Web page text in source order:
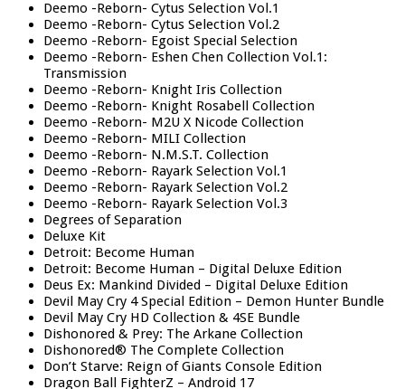
Deemo -Reborn- Cytus Selection Vol.1
Deemo -Reborn- Cytus Selection Vol.2
Deemo -Reborn- Egoist Special Selection
Deemo -Reborn- Eshen Chen Collection Vol.1:
Transmission
Deemo -Reborn- Knight Iris Collection
Deemo -Reborn- Knight Rosabell Collection
Deemo -Reborn- M2U X Nicode Collection
Deemo -Reborn- MILI Collection
Deemo -Reborn- N.M.S.T. Collection
Deemo -Reborn- Rayark Selection Vol.1
Deemo -Reborn- Rayark Selection Vol.2
Deemo -Reborn- Rayark Selection Vol.3
Degrees of Separation
Deluxe Kit
Detroit: Become Human
Detroit: Become Human – Digital Deluxe Edition
Deus Ex: Mankind Divided – Digital Deluxe Edition
Devil May Cry 4 Special Edition – Demon Hunter Bundle
Devil May Cry HD Collection & 4SE Bundle
Dishonored & Prey: The Arkane Collection
Dishonored® The Complete Collection
Don’t Starve: Reign of Giants Console Edition
Dragon Ball FighterZ – Android 17